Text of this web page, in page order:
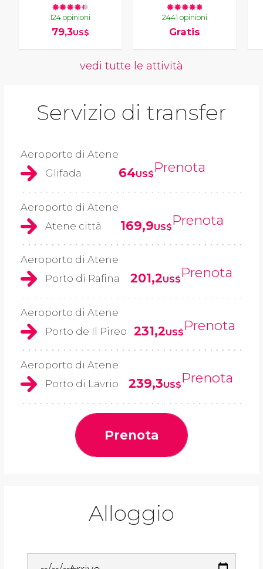
124 opinioni
79,3US$
2441 opinioni
Gratis
vedi tutte le attività
Servizio di transfer
Aeroporto di Atene
Glifada
64US$Prenota
Aeroporto di Atene
Atene città
169,9US$Prenota
Aeroporto di Atene
Porto di Rafina
201,2US$Prenota
Aeroporto di Atene
Porto de Il Pireo
231,2US$Prenota
Aeroporto di Atene
Porto di Lavrio
239,3US$Prenota
Prenota
Alloggio